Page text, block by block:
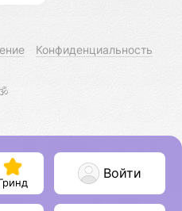
Конфиденциальность
Войти